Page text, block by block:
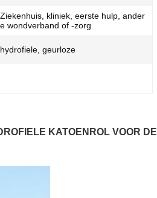
Ziekenhuis, kliniek, eerste hulp, ander
e wondverband of -zorg
hydrofiele, geurloze
KATOENROL VOOR DE